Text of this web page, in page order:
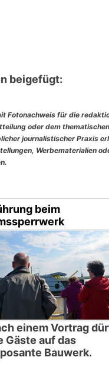
beigefügt:
Fotonachweis für die
oder dem
journalistischer Praxis
Werbematerialien
beim
einem Vortrag
Gäste auf das
Bauwerk.